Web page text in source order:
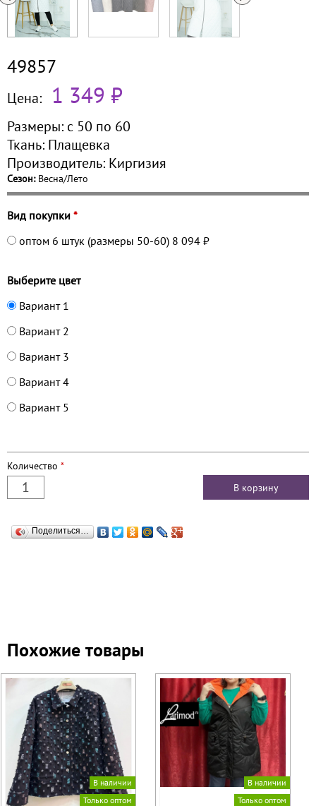
49857
Цена: 1 349 ₽
Размеры: с 50 по 60
Ткань: Плащевка
Производитель: Киргизия
Сезон: Весна/Лето
Вид покупки *
оптом 6 штук (размеры 50-60) 8 094 ₽
Выберите цвет
Вариант 1
Вариант 2
Вариант 3
Вариант 4
Вариант 5
Количество *
Поделиться…
Похожие товары
В наличии
Только оптом
В наличии
Только оптом